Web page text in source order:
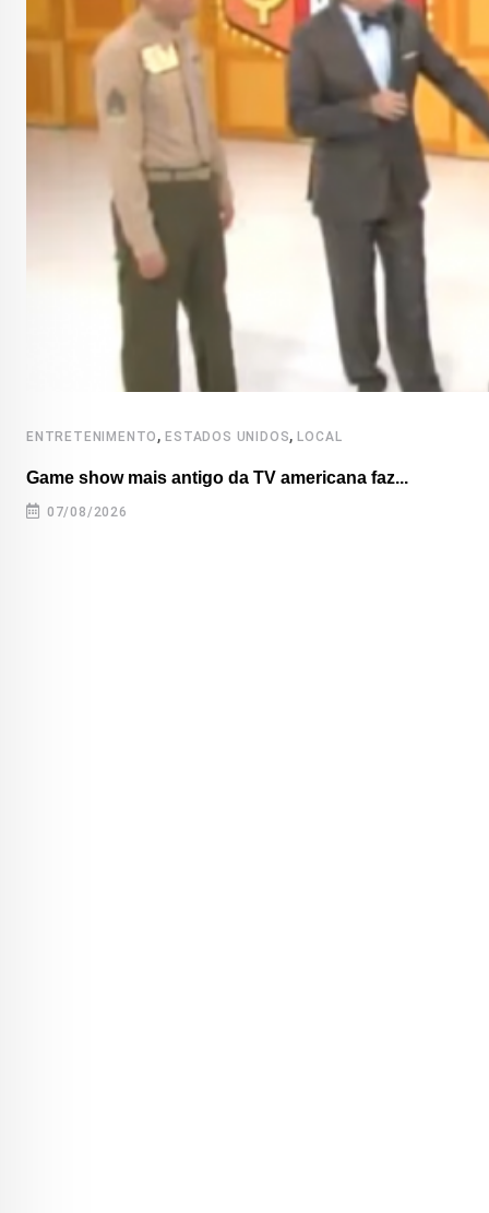
ENTRETENIMENTO ,ESTADOS UNIDOS,LOCAL
Game show mais antigo da TV americana faz...
07/08/2026